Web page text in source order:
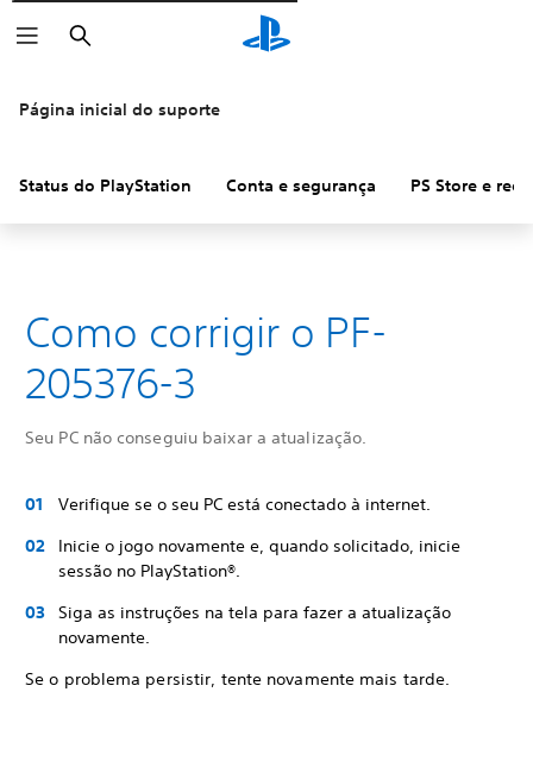
Pesquisar
Página inicial do suporte
Status do PlayStation Conta e segurança PS Store e
Como corrigir o PF-
205376-3
Seu PC não conseguiu baixar a atualização.
Verifique se o seu PC está conectado à internet.
Inicie o jogo novamente e, quando solicitado, inicie
sessão no PlayStation®.
Siga as instruções na tela para fazer a atualização
novamente.
Se o problema persistir, tente novamente mais tarde.